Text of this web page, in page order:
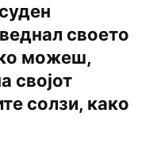
своето
можеш,
својот
солзи, како